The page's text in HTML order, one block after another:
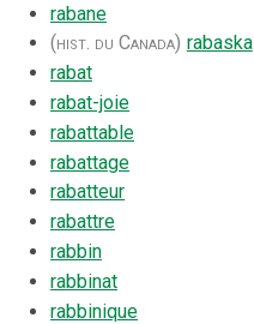
rabane
(hist. du Canada) rabaska
rabat
rabat-joie
rabattable
rabattage
rabatteur
rabattre
rabbin
rabbinat
rabbinique